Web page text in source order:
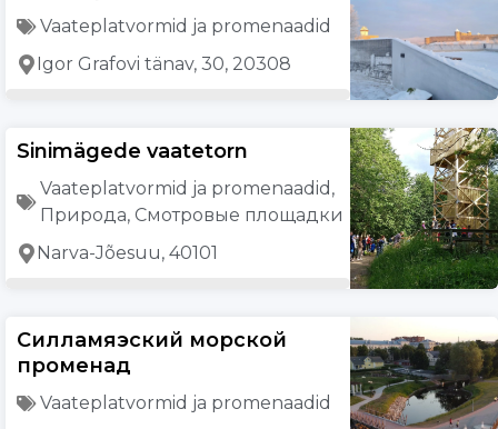
Vaateplatvormid ja promenaadid
Igor Grafovi tänav, 30, 20308
Sinimägede vaatetorn
Vaateplatvormid ja promenaadid ,
Природа, Смотровые площадки
Narva-Jõesuu, 40101
Силламяэский морской
променад
Vaateplatvormid ja promenaadid